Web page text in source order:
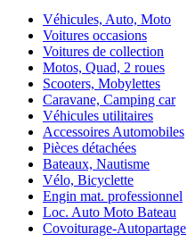
Véhicules, Auto, Moto
Voitures occasions
Voitures de collection
Motos, Quad, 2 roues
Scooters, Mobylettes
Caravane, Camping car
Véhicules utilitaires
Accessoires Automobiles
Pièces détachées
Bateaux, Nautisme
Vélo, Bicyclette
Engin mat. professionnel
Loc. Auto Moto Bateau
Covoiturage-Autopartage